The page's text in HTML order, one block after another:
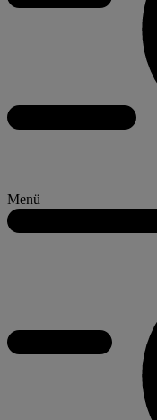
Menü